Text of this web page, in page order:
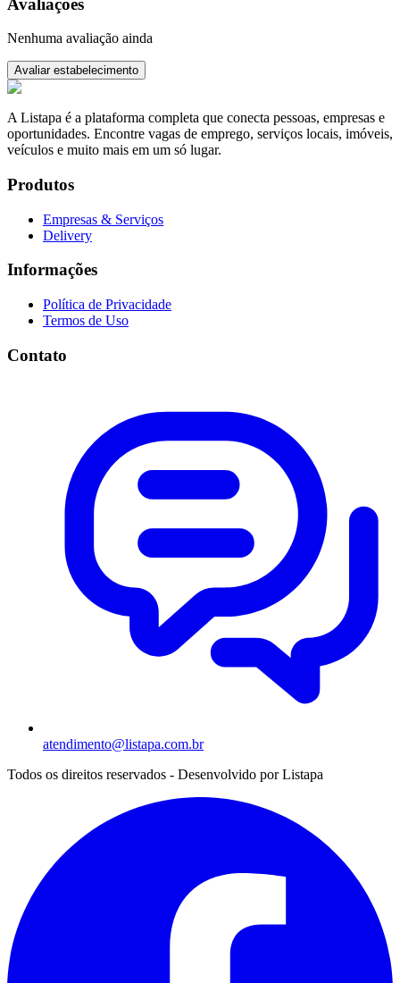
Nenhuma avaliação ainda
Avaliar estabelecimento
A Listapa é a plataforma completa que conecta pessoas, empresas e
oportunidades. Encontre vagas de emprego, serviços locais, imóveis,
veículos e muito mais em um só lugar.
Produtos
Empresas & Serviços
Delivery
Informações
Política de Privacidade
Termos de Uso
Contato
atendimento@listapa.com.br
Todos os direitos reservados - Desenvolvido porListapa